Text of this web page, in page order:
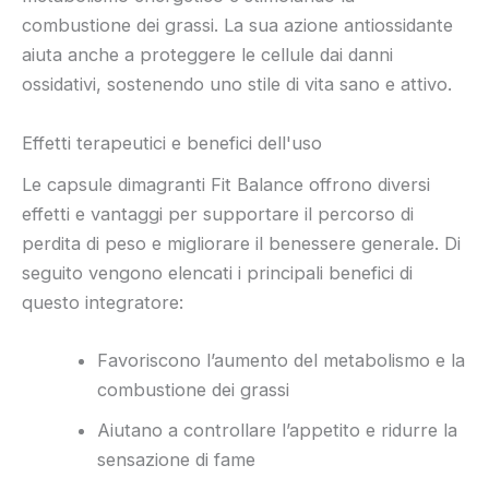
combustione dei grassi. La sua azione antiossidante
aiuta anche a proteggere le cellule dai danni
ossidativi, sostenendo uno stile di vita sano e attivo.
Effetti terapeutici e benefici dell'uso
Le capsule dimagranti Fit Balance offrono diversi
effetti e vantaggi per supportare il percorso di
perdita di peso e migliorare il benessere generale. Di
seguito vengono elencati i principali benefici di
questo integratore:
Favoriscono l’aumento del metabolismo e la
combustione dei grassi
Aiutano a controllare l’appetito e ridurre la
sensazione di fame